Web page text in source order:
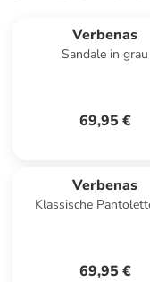
Verbenas
Sandale in grau
69,95 €
Verbenas
Klassische
69,95 €